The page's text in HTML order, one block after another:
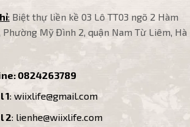
: Biệt thự liền kề 03 Lô TT03 ngõ 2 Hàm
Phường Mỹ Đình 2, quận Nam Từ Liêm, Hà
0824263789
1: wiixlife@gmail.com
2: lienhe@wiixlife.com